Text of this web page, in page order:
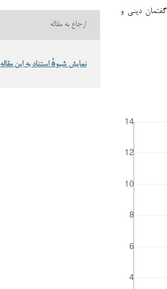
دینی و
ارجاع به مقاله
نمایش شیوهٔ استناد به این مقاله